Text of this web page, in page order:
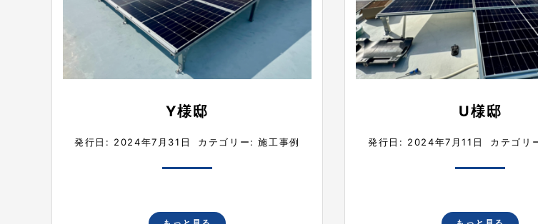
Y様邸
発行日: 2024年7月31日 カテゴリー:施工事例
U様邸
発行日: 2024年7月11日 カテゴリ